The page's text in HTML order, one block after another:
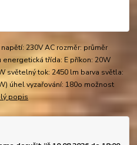
napětí: 230V AC rozměr: průměr
třída: E příkon: 20W
světelný tok: 2450 lm barva světla:
úhel vyzařování: 180o možnost
popis